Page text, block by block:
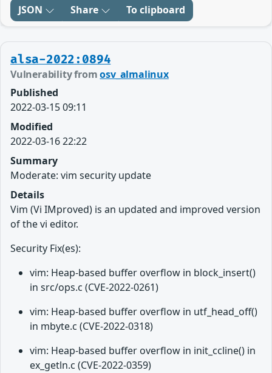
JSON Share To clipboard
alsa-2022:0894
Vulnerability fromosv_almalinux
Published
2022-03-15 09:11
Modified
2022-03-16 22:22
Summary
Moderate: vim security update
Details
Vim (Vi IMproved) is an updated and improved version
of the vi editor.
Security Fix(es):
vim: Heap-based buffer overflow in block_insert()
in src/ops.c (CVE-2022-0261)
vim: Heap-based buffer overflow in utf_head_off()
in mbyte.c (CVE-2022-0318)
vim: Heap-based buffer overflow in init_ccline() in
ex_getln.c (CVE-2022-0359)